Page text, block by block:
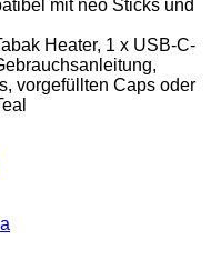
mit neo Sticks und
Heater, 1 x USB-C-
vorgefüllten Caps oder